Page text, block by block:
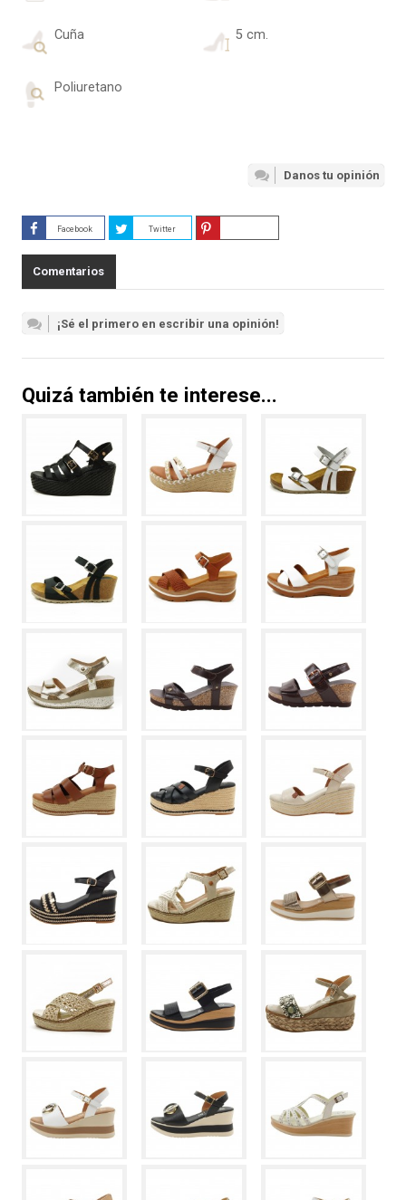
Cuña 5 cm.
Poliuretano
Danos tu opinión
Facebook Twitter
Comentarios
¡Sé el primero en escribir una opinión!
Quizá también te interese...